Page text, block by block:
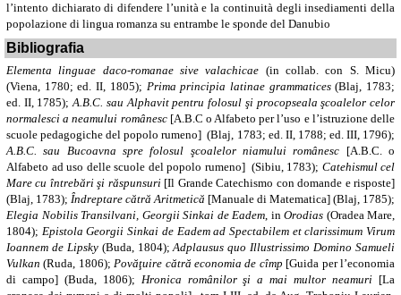
l’intento dichiarato di difendere l’unità e la continuità degli insediamenti della
popolazione di lingua romanza su entrambe le sponde del Danubio
Bibliografia
Elementa linguae daco-romanae sive valachicae (in collab. con S. Micu)
(Viena, 1780; ed. II, 1805); Prima principia latinae grammatices(Blaj, 1783;
ed. II, 1785);A.B.C. sau Alphavitpentru folosul şi procopseala şcoalelor celor
normalesci a neamului românesc [A.B.C o Alfabeto per l’uso e l’istruzione delle
scuole pedagogiche del popolo rumeno] (Blaj, 1783; ed. II, 1788; ed. III, 1796);
A.B.C. sau Bucoavna spre folosul şcoalelor niamului românesc [A.B.C. o
Alfabeto ad uso delle scuole del popolo rumeno] (Sibiu, 1783); Catehismul cel
Mare cu întrebări şi răspunsuri[Il Grande Catechismo con domande e risposte]
(Blaj, 1783); Îndreptare cătră Aritmetică [Manuale di Matematica] (Blaj, 1785);
Elegia Nobilis Transilvani, Georgii Sinkai de Eadem, in Orodias (Oradea Mare,
1804); Epistola Georgii Sinkai de Eadem ad Spectabilem et clarissimum Virum
Ioannem de Lipsky(Buda, 1804);Adplausus quo Illustrissimo Domino Samueli
Vulkan (Ruda, 1806);Povăţuire cătră economia de cîmp [Guida per l’economia
di campo] (Buda, 1806); Hronica românilor şi a mai multor neamuri [La